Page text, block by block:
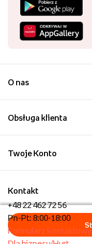
O nas
Obsługa klienta
Kontakt
+48 22 462 72 56
Pn-Pt: 8:00-18:00
Formularz kontaktowy
Twoje Konto